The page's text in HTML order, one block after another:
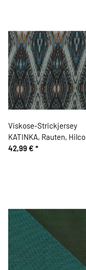
Viskose-Strickjersey
KATINKA, Rauten, Hilco
42,99 € *